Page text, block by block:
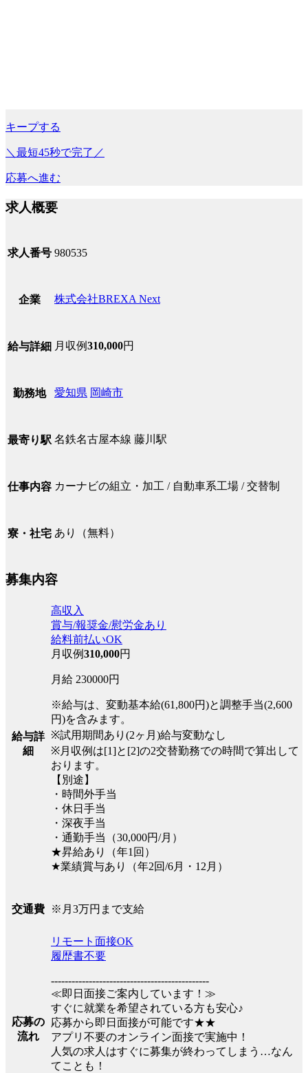
キープする
＼最短45秒で完了／
応募へ進む
求人概要
求人番号 980535
企業 株式会社BREXA Next
給与詳細 月収例310,000円
勤務地 愛知県 岡崎市
最寄り駅 名鉄名古屋本線 藤川駅
仕事内容 カーナビの組立・加工 / 自動車系工場 / 交替制
寮・社宅 あり（無料）
募集内容
給与詳
細
高収入
賞与/報奨金/慰労金あり
給料前払いOK
月収例310,000円
月給 230000円
※給与は、変動基本給(61,800円)と調整手当(2,600
円)を含みます。
※試用期間あり(2ヶ月)給与変動なし
※月収例は[1]と[2]の2交替勤務での時間で算出して
おります。
【別途】
・時間外手当
・休日手当
・深夜手当
・通勤手当（30,000円/月）
★昇給あり（年1回）
★業績賞与あり（年2回/6月・12月）
交通費 ※月3万円まで支給
応募の
流れ
リモート面接OK
履歴書不要
----------------------------------------------
≪即日面接ご案内しています！≫
すぐに就業を希望されている方も安心♪
応募から即日面接が可能です★★
アプリ不要のオンライン面接で実施中！
人気の求人はすぐに募集が終わってしまう…なん
てことも！